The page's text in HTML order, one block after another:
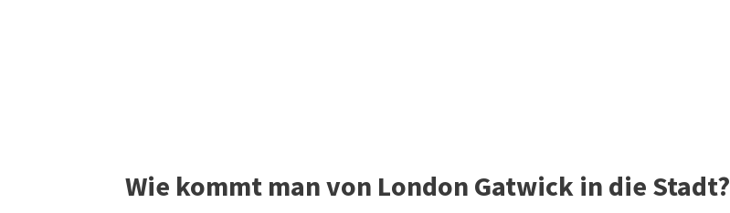
Wie kommt man von London Gatwick in die Stadt?